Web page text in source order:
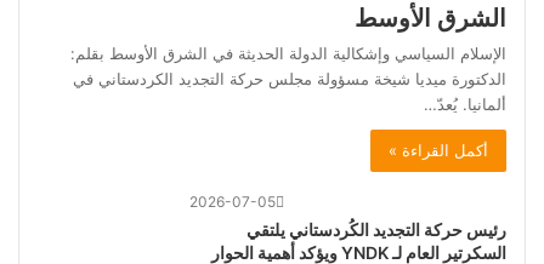
الشرق الأوسط
الإسلام السياسي وإشكالية الدولة الحديثة في الشرق الأوسط بقلم:
الدكتورة ميديا شيخة مسؤولة مجلس حركة التجديد الكردستاني في
ألمانيا. يُعدّ…
أكمل القراءة »
2026-07-05
رئيس حركة التجديد الكُردستاني يلتقي
السكرتير العام لـ YNDK ويؤكد أهمية الحوار